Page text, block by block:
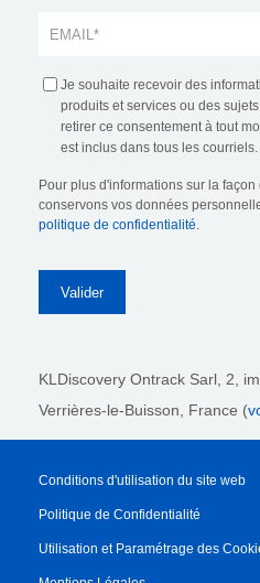
Je souhaite recevoir des
produits et services ou des
retirer ce consentement à tout
est inclus dans tous les courriels.
Pour plus d'informations sur la
conservons vos données
politique de confidentialité.
KLDiscovery Ontrack Sarl, 2,
Verrières-le-Buisson, France (
Conditions d'utilisation du site web
Politique de Confidentialité
Utilisation et Paramétrage des